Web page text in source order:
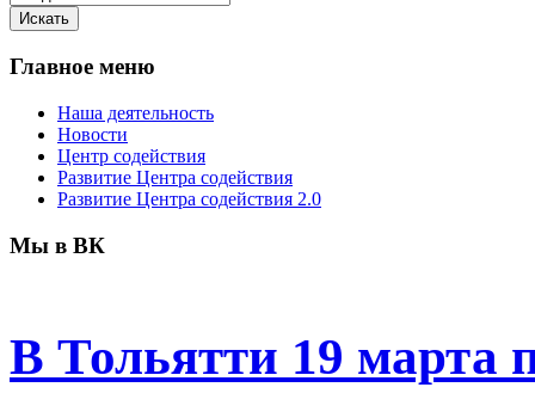
Главное меню
Наша деятельность
Новости
Центр содействия
Развитие Центра содействия
Развитие Центра содействия 2.0
Мы в ВК
В Тольятти 19